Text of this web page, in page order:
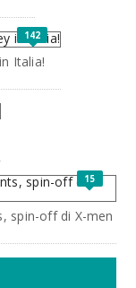
142
Italia!
15
spin-off di X-men